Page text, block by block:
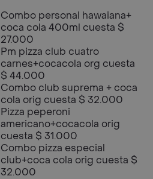
Combo personal hawaiana+
coca cola 400ml cuesta $
27.000
Pm pizza club cuatro
carnes+cocacola org cuesta
$ 44.000
Combo club suprema + coca
cola orig cuesta $ 32.000
Pizza peperoni
americano+cocacola orig
cuesta $ 31.000
Combo pizza especial
club+coca cola orig cuesta $
32.000